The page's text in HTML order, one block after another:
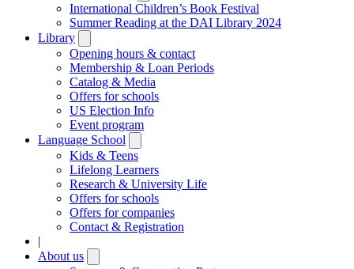
submenu
International Children’s Book Festival
Summer Reading at the DAI Library 2024
Library
submenu
Opening hours & contact
Membership & Loan Periods
Catalog & Media
Offers for schools
US Election Info
Event program
Language School
submenu
Kids & Teens
Lifelong Learners
Research & University Life
Offers for schools
Offers for companies
Contact & Registration
|
About us